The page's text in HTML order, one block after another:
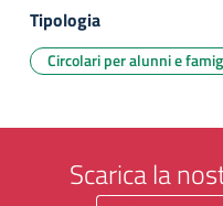
Tipologia
Circolari per alunni e
Scarica la